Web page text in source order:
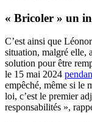
« Bricoler » un
C’est ainsi que
situation, malgré elle,
solution pour être
le 15 mai 2024
empêché, même si le
loi, c’est le premier
responsabilités »,